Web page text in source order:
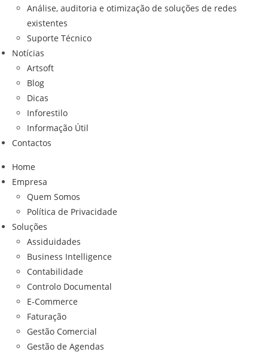
Análise, auditoria e otimização de soluções de redes
existentes
Suporte Técnico
Notícias
Artsoft
Blog
Dicas
Inforestilo
Informação Útil
Contactos
Home
Empresa
Quem Somos
Política de Privacidade
Soluções
Assiduidades
Business Intelligence
Contabilidade
Controlo Documental
E-Commerce
Faturação
Gestão Comercial
Gestão de Agendas